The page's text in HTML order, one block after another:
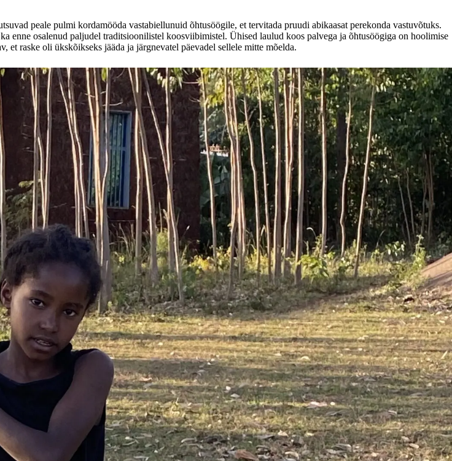
peale pulmi kordamööda vastabiellunuid õhtusöögile, et tervitada pruudi abikaasat perekonda vastuvõtuks.
enne osalenud paljudel traditsioonilistel koosviibimistel. Ühised laulud koos palvega ja õhtusöögiga on hoolimise
raske oli ükskõikseks jääda ja järgnevatel päevadel sellele mitte mõelda.